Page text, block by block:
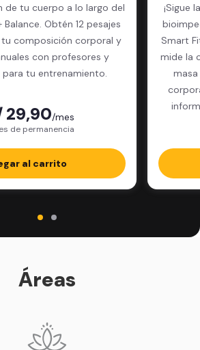
de tu cuerpo a lo largo del
Obtén 12 pesajes
composición corporal y
con profesores y
tu entrenamiento.
29,90/mes
de permanencia
al carrito
¡Sigue
Smart Fit App. El
mide la
Áreas